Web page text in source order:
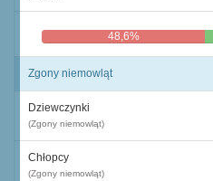
48,6%
Zgony niemowląt
Dziewczynki
(Zgony niemowląt)
Chłopcy
(Zgony niemowląt)